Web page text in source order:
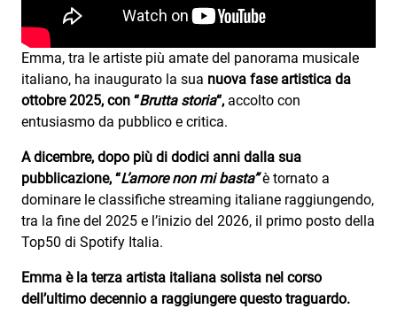
Extra
Eventi
Emma, tra le artiste più amate del panorama musicale
italiano, ha inaugurato la sua nuova fase artistica da
ottobre 2025, con “Brutta storia“, accolto con
entusiasmo da pubblico e critica.
A dicembre, dopo più di dodici anni dalla sua
pubblicazione, “L’amore non mi basta” è tornato a
dominare le classifiche streaming italiane raggiungendo,
tra la fine del 2025 e l’inizio del 2026, il primo posto della
Top50 di Spotify Italia.
Emma è la terza artista italiana solista nel corso
dell’ultimo decennio a raggiungere questo traguardo.